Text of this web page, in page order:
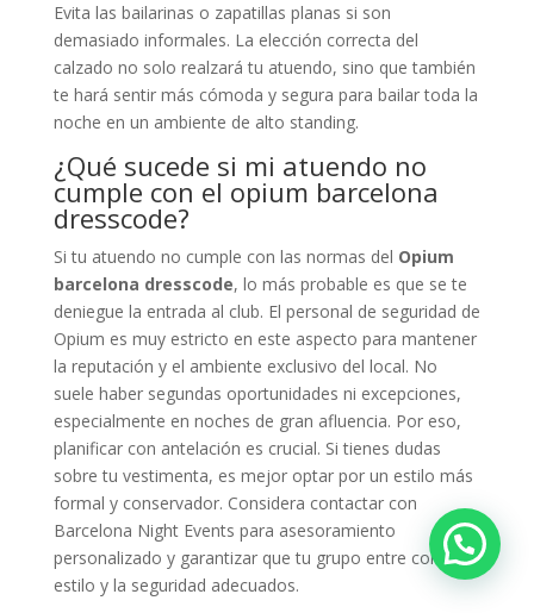
Evita las bailarinas o zapatillas planas si son
demasiado informales. La elección correcta del
calzado no solo realzará tu atuendo, sino que también
te hará sentir más cómoda y segura para bailar toda la
noche en un ambiente de alto standing.
¿Qué sucede si mi atuendo no
cumple con el opium barcelona
dresscode?
Si tu atuendo no cumple con las normas del Opium
barcelona dresscode, lo más probable es que se te
deniegue la entrada al club. El personal de seguridad de
Opium es muy estricto en este aspecto para mantener
la reputación y el ambiente exclusivo del local. No
suele haber segundas oportunidades ni excepciones,
especialmente en noches de gran afluencia. Por eso,
planificar con antelación es crucial. Si tienes dudas
sobre tu vestimenta, es mejor optar por un estilo más
formal y conservador. Considera contactar con
Barcelona Night Events para asesoramiento
personalizado y garantizar que tu grupo entre con el
estilo y la seguridad adecuados.